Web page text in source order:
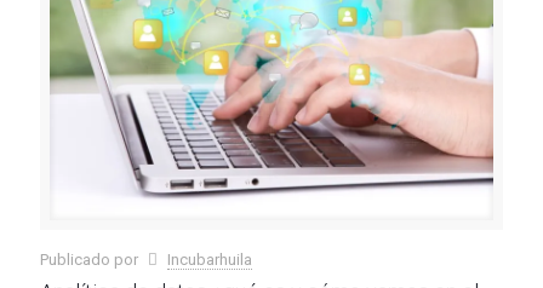
Publicado por Incubarhuila